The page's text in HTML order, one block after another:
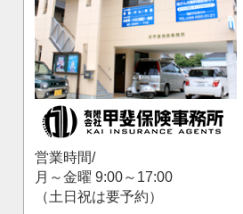
営業時間/
月～金曜 9:00～17:00
（土日祝は要予約）